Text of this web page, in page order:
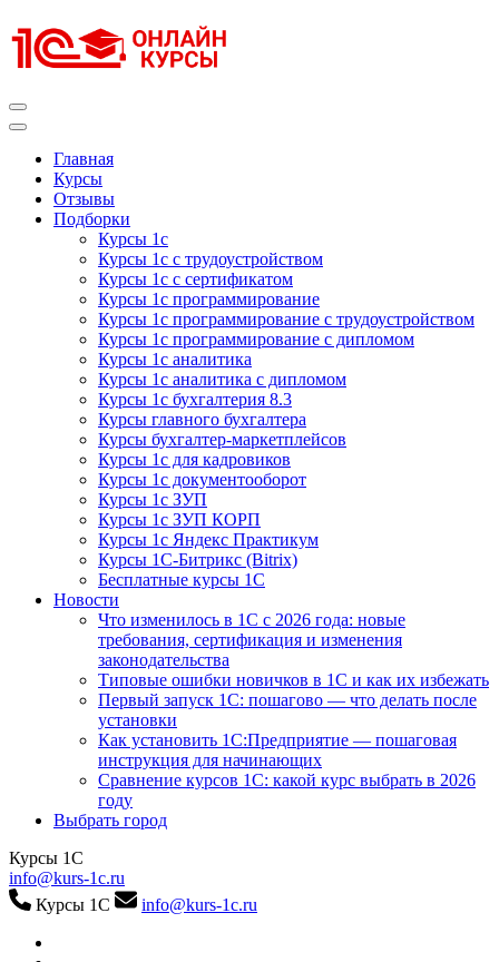
к
содержимому
Главная
Курсы
Отзывы
Подборки
Курсы 1с
Курсы 1с с трудоустройством
Курсы 1с с сертификатом
Курсы 1с программирование
Курсы 1с программирование с трудоустройством
Курсы 1с программирование с дипломом
Курсы 1с аналитика
Курсы 1с аналитика с дипломом
Курсы 1с бухгалтерия 8.3
Курсы главного бухгалтера
Курсы бухгалтер-маркетплейсов
Курсы 1с для кадровиков
Курсы 1с документооборот
Курсы 1с ЗУП
Курсы 1с ЗУП КОРП
Курсы 1с Яндекс Практикум
Курсы 1С-Битрикс (Bitrix)
Бесплатные курсы 1С
Новости
Что изменилось в 1С с 2026 года: новые
требования, сертификация и изменения
законодательства
Типовые ошибки новичков в 1С и как их избежать
Первый запуск 1С: пошагово — что делать после
установки
Как установить 1С:Предприятие — пошаговая
инструкция для начинающих
Сравнение курсов 1С: какой курс выбрать в 2026
году
Выбрать город
Курсы 1С
info@kurs-1c.ru
Курсы 1С
info@kurs-1c.ru